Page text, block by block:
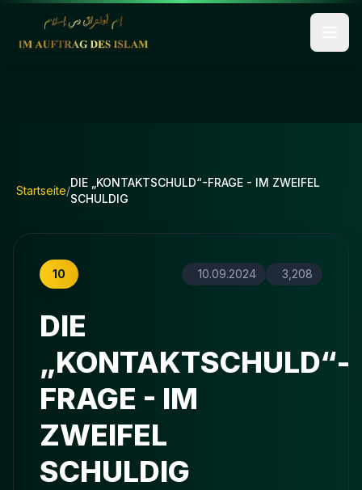
Startseite/
DIE „KONTAKTSCHULD“-FRAGE - IM ZWEIFEL
SCHULDIG
10 10.09.2024 3,208
DIE
„KONTAKTSCHULD“-
FRAGE - IM
ZWEIFEL
SCHULDIG